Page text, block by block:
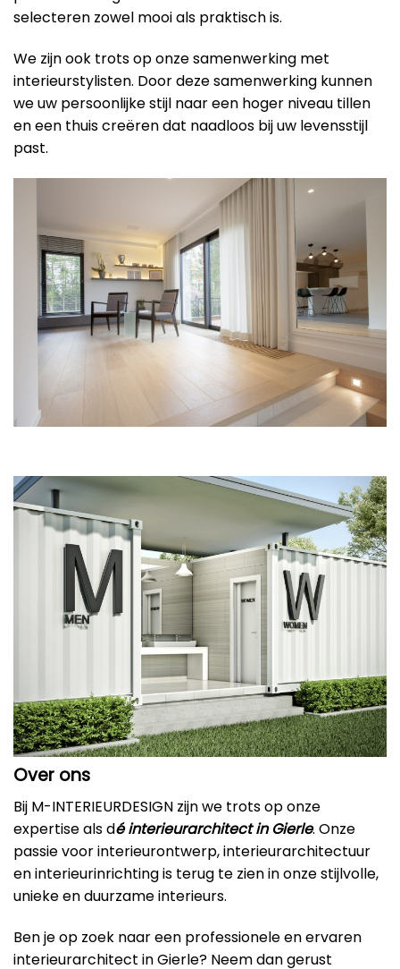
selecteren zowel mooi als praktisch is.
We zijn ook trots op onze samenwerking met
interieurstylisten. Door deze samenwerking kunnen
we uw persoonlijke stijl naar een hoger niveau tillen
en een thuis creëren dat naadloos bij uw levensstijl
past.
Over ons
Bij M-INTERIEURDESIGN zijn we trots op onze
expertise als dé interieurarchitect in Gierle. Onze
passie voor interieurontwerp, interieurarchitectuur
en interieurinrichting is terug te zien in onze stijlvolle,
unieke en duurzame interieurs.
Ben je op zoek naar een professionele en ervaren
interieurarchitect in Gierle? Neem dan gerust